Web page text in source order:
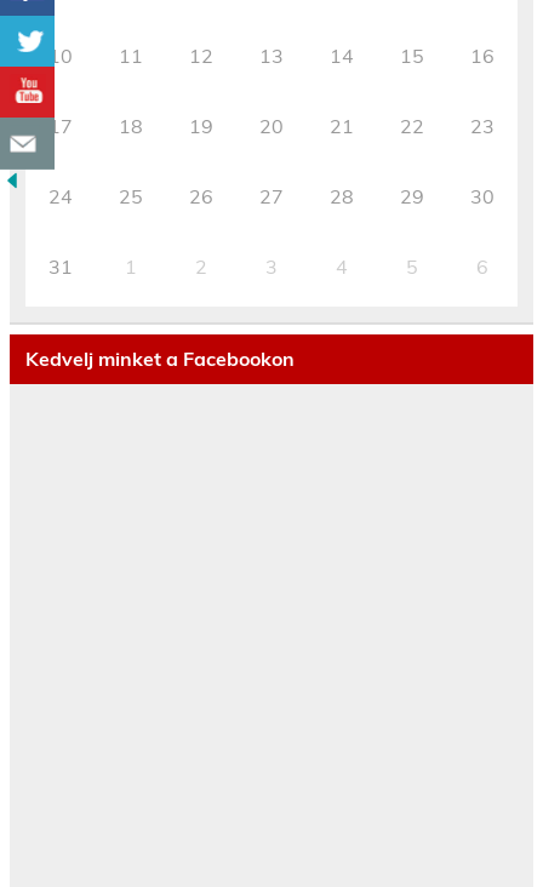
10 11 12 13 14 15 16
17 18 19 20 21 22 23
24 25 26 27 28 29 30
31 1 2 3 4 5 6
Kedvelj minket a Facebookon